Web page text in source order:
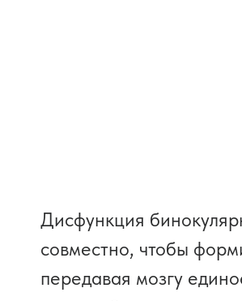
Дисфункция
совместно, чтобы
передавая мозгу